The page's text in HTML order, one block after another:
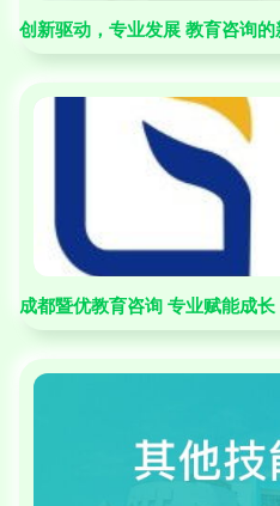
创新驱动，专业发展 教育咨询
成都暨优教育咨询 专业赋能成